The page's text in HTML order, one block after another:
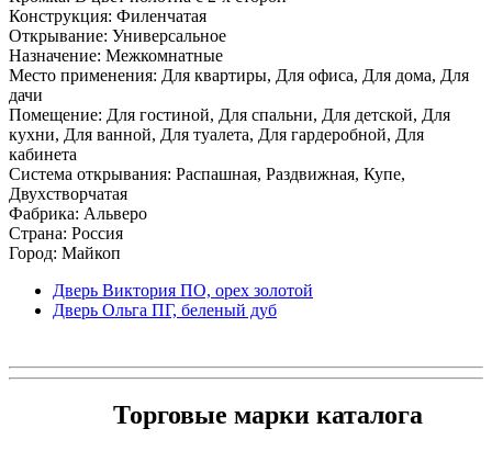
Конструкция: Филенчатая
Открывание: Универсальное
Назначение: Межкомнатные
Место применения: Для квартиры, Для офиса, Для дома, Для
дачи
Помещение: Для гостиной, Для спальни, Для детской, Для
кухни, Для ванной, Для туалета, Для гардеробной, Для
кабинета
Система открывания: Распашная, Раздвижная, Купе,
Двухстворчатая
Фабрика: Альверо
Страна: Россия
Город: Майкоп
Дверь Виктория ПО, орех золотой
Дверь Ольга ПГ, беленый дуб
Торговые марки каталога